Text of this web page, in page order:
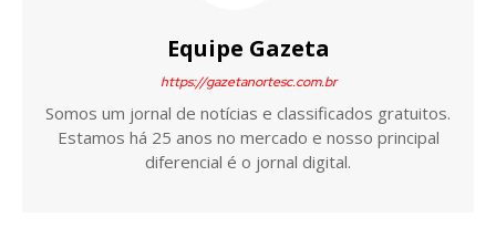
Equipe Gazeta
https://gazetanortesc.com.br
Somos um jornal de notícias e classificados gratuitos.
Estamos há 25 anos no mercado e nosso principal
diferencial é o jornal digital.